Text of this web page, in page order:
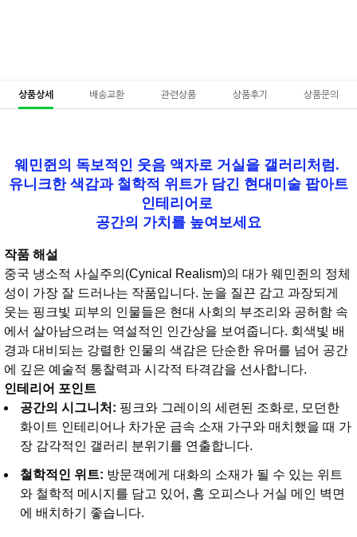
상품상세 배송교환 관련상품 상품후기 상품문의
웨민쥔의 독보적인 웃음 액자로 거실을 갤러리처럼.
유니크한 색감과 철학적 위트가 담긴 현대미술 팝아트
인테리어로
공간의 가치를 높여보세요
작품 해설
중국 냉소적 사실주의(Cynical Realism)의 대가 웨민쥔의 정체
성이 가장 잘 드러나는 작품입니다. 눈을 질끈 감고 과장되게
웃는 핑크빛 피부의 인물들은 현대 사회의 부조리와 공허함 속
에서 살아남으려는 역설적인 인간상을 보여줍니다. 회색빛 배
경과 대비되는 강렬한 인물의 색감은 단순한 유머를 넘어 공간
에 깊은 예술적 통찰력과 시각적 타격감을 선사합니다.
인테리어 포인트
공간의 시그니처: 핑크와 그레이의 세련된 조화로, 모던한
화이트 인테리어나 차가운 금속 소재 가구와 매치했을 때 가
장 감각적인 갤러리 분위기를 연출합니다.
철학적인 위트: 방문객에게 대화의 소재가 될 수 있는 위트
와 철학적 메시지를 담고 있어, 홈 오피스나 거실 메인 벽면
에 배치하기 좋습니다.